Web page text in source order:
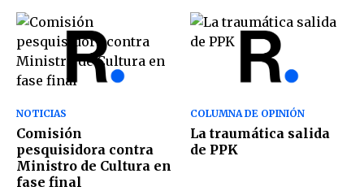
NOTICIAS
Comisión
pesquisidora contra
Ministro de Cultura en
fase final
COLUMNA DE OPINIÓN
La traumática salida
de PPK